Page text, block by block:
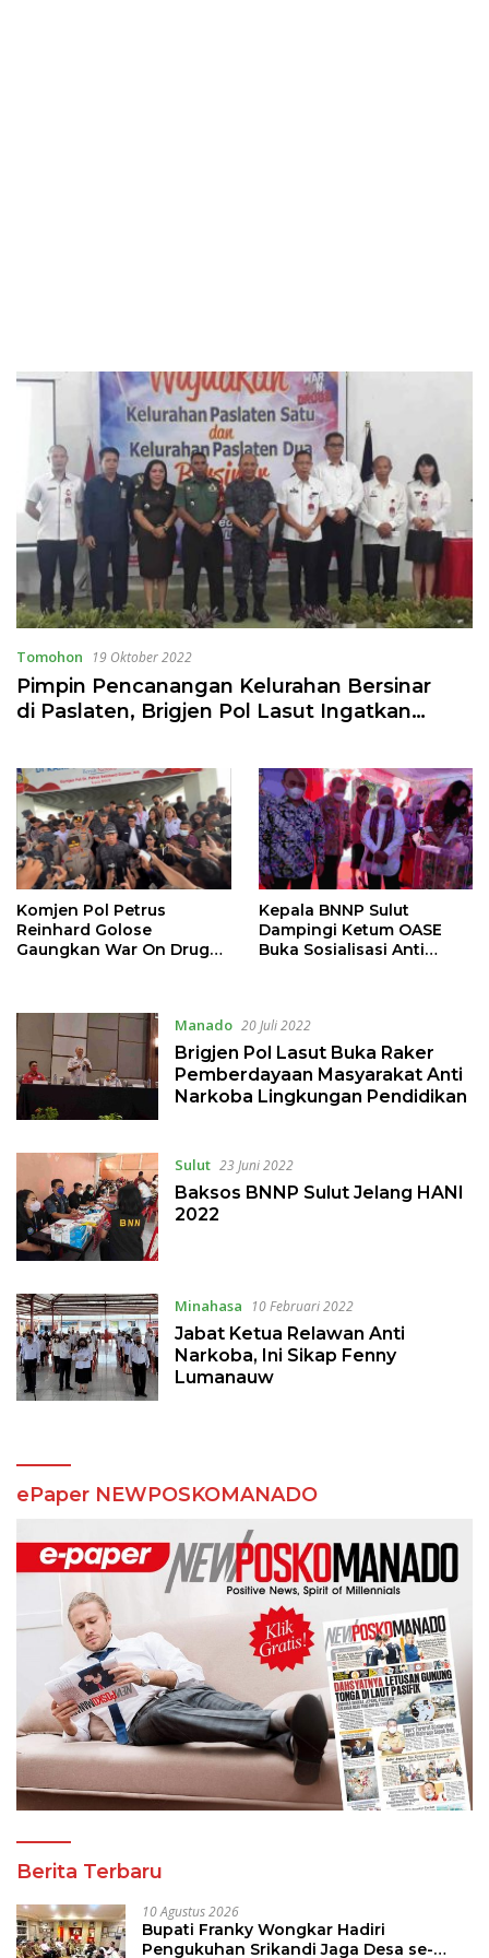
Tomohon 19 Oktober 2022
Pimpin Pencanangan Kelurahan Bersinar
di Paslaten, Brigjen Pol Lasut Ingatkan
Komjen Pol Petrus
Reinhard Golose
Gaungkan War On Drugs
Kepala BNNP Sulut
Dampingi Ketum OASE
Buka Sosialisasi Anti
Manado 20 Juli 2022
Brigjen Pol Lasut Buka Raker
Pemberdayaan Masyarakat Anti
Narkoba Lingkungan Pendidikan
Sulut 23 Juni 2022
Baksos BNNP Sulut Jelang HANI
2022
Minahasa 10 Februari 2022
Jabat Ketua Relawan Anti
Narkoba, Ini Sikap Fenny
Lumanauw
ePaper NEWPOSKOMANADO
Berita Terbaru
10 Agustus 2026
Bupati Franky Wongkar Hadiri
Pengukuhan Srikandi Jaga Desa se-